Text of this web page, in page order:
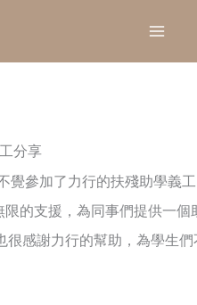
分享
覺參加了力行的扶殘助學義
限的支援，為同事們提供一
很感謝力行的幫助，為學生